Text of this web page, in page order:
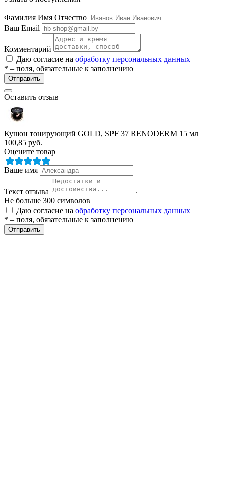
Фамилия Имя Отчество
Ваш Email
Комментарий
Даю согласие на обработку персональных данных
* – поля, обязательные к заполнению
Отправить
Оставить отзыв
Кушон тонирующий GOLD, SPF 37 RENODERM 15 мл
100,85 руб.
Оцените товар
Ваше имя
Текст отзыва
Не больше 300 символов
Даю согласие на обработку персональных данных
* – поля, обязательные к заполнению
Отправить